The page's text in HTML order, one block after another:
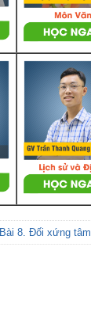
Bài 8. Đối xứng tâm